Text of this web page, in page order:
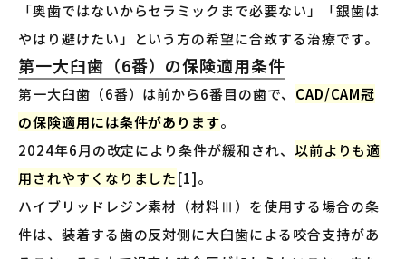
「奥歯ではないからセラミックまで必要ない」「銀歯は
やはり避けたい」という方の希望に合致する治療です。
第一大臼歯（6番）の保険適用条件
第一大臼歯（6番）は前から6番目の歯で、 CAD/CAM冠
の保険適用には条件があります。
2024年6月の改定により条件が緩和され、 以前よりも適
用されやすくなりました[1]。
ハイブリッドレジン素材（材料Ⅲ）を使用する場合の条
件は、装着する歯の反対側に大臼歯による咬合支持があ